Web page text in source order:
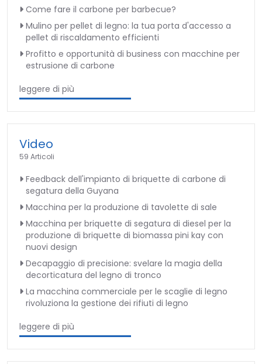
Come fare il carbone per barbecue?
Mulino per pellet di legno: la tua porta d'accesso a
pellet di riscaldamento efficienti
Profitto e opportunità di business con macchine per
estrusione di carbone
leggere di più
Video
59 Articoli
Feedback dell'impianto di briquette di carbone di
segatura della Guyana
Macchina per la produzione di tavolette di sale
Macchina per briquette di segatura di diesel per la
produzione di briquette di biomassa pini kay con
nuovi design
Decapaggio di precisione: svelare la magia della
decorticatura del legno di tronco
La macchina commerciale per le scaglie di legno
rivoluziona la gestione dei rifiuti di legno
leggere di più